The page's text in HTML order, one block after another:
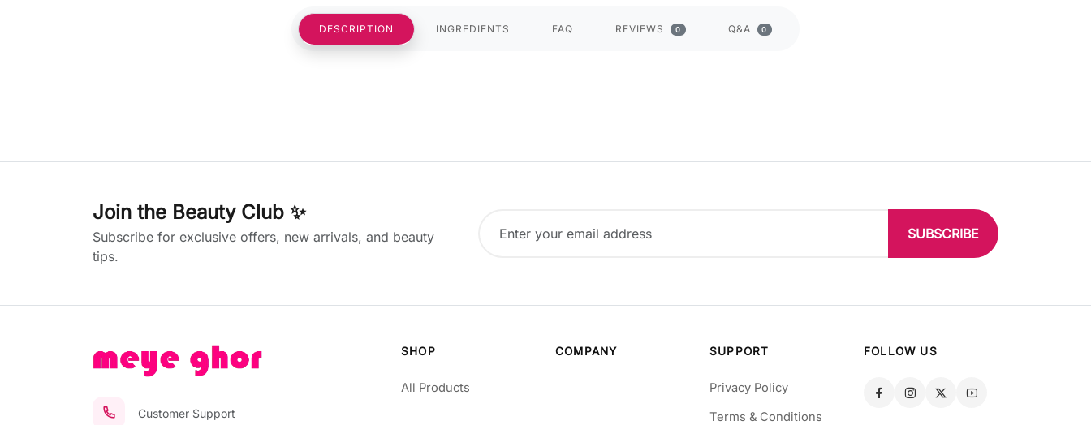
DESCRIPTION INGREDIENTS FAQ REVIEWS 0 Q&A 0
Join the Beauty Club ✨
Subscribe for exclusive offers, new arrivals, and beauty
tips.
SUBSCRIBE
Customer Support
SHOP
All Products
COMPANY SUPPORT
Privacy Policy
Terms & Conditions
FOLLOW US